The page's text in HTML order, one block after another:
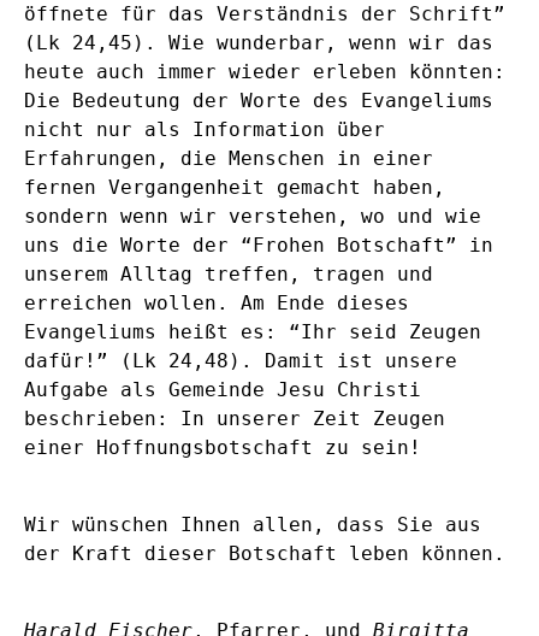
öffnete für das Verständnis der Schrift”
(Lk 24,45). Wie wunderbar, wenn wir das
heute auch immer wieder erleben könnten:
Die Bedeutung der Worte des Evangeliums
nicht nur als Information über
Erfahrungen, die Menschen in einer
fernen Vergangenheit gemacht haben,
sondern wenn wir verstehen, wo und wie
uns die Worte der “Frohen Botschaft” in
unserem Alltag treffen, tragen und
erreichen wollen. Am Ende dieses
Evangeliums heißt es: “Ihr seid Zeugen
dafür!” (Lk 24,48). Damit ist unsere
Aufgabe als Gemeinde Jesu Christi
beschrieben: In unserer Zeit Zeugen
einer Hoffnungsbotschaft zu sein!
Wir wünschen Ihnen allen, dass Sie aus
der Kraft dieser Botschaft leben können.
Harald Fischer , Pfarrer, und Birgitta